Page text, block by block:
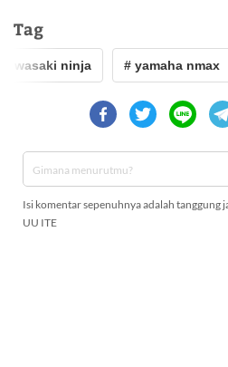
Tag
ninja # yamaha nmax
Isi komentar sepenuhnya adalah tanggung
UU ITE